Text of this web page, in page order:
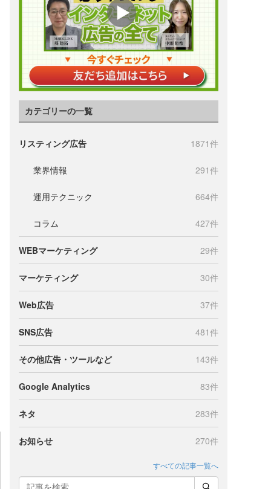
カテゴリーの一覧
リスティング広告 1871件
業界情報 291件
運用テクニック 664件
コラム 427件
WEBマーケティング 29件
マーケティング 30件
Web広告 37件
SNS広告 481件
その他広告・ツールなど 143件
Google Analytics 83件
ネタ 283件
お知らせ 270件
すべての記事一覧へ